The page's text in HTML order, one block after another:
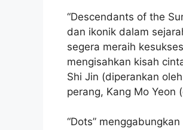
“Descendants of the
dan ikonik dalam
segera meraih
mengisahkan kisah
Shi Jin (diperankan
perang, Kang Mo Yeon
“Dots”